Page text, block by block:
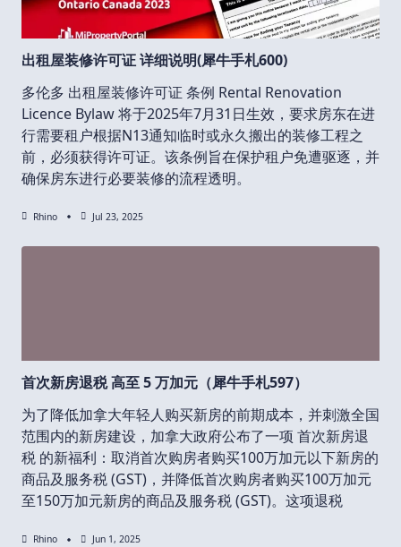
出租屋装修许可证 详细说明(犀牛手札600)
多伦多 出租屋装修许可证 条例 Rental Renovation
Licence Bylaw 将于2025年7月31日生效，要求房东在进
行需要租户根据N13通知临时或永久搬出的装修工程之
前，必须获得许可证。该条例旨在保护租户免遭驱逐，并
确保房东进行必要装修的流程透明。
Rhino Jul 23, 2025
首次新房退税 高至 5 万加元（犀牛手札597）
为了降低加拿大年轻人购买新房的前期成本，并刺激全国
范围内的新房建设，加拿大政府公布了一项 首次新房退
税 的新福利：取消首次购房者购买100万加元以下新房的
商品及服务税 (GST)，并降低首次购房者购买100万加元
至150万加元新房的商品及服务税 (GST)。这项退税
Rhino Jun 1, 2025